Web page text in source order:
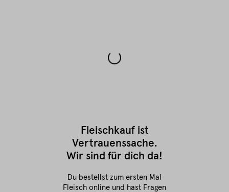
Fleischkauf ist
Vertrauenssache.
Wir sind für dich da!
Du bestellst zum ersten Mal
Fleisch online und hast Fragen